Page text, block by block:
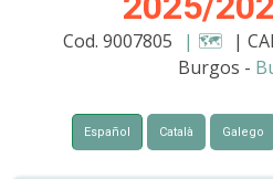
Cod. 9007805 | 🗺️ |
Burgos -
Español Català Galego